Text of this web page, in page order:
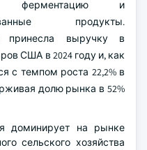
ферментацию и
продукты.
принесла выручку в
США в 2024 году и, как
с темпом роста 22,2% в
долю рынка в 52%
доминирует на рынке
сельского хозяйства